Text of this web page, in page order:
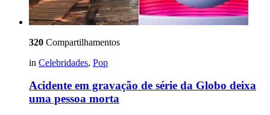
320 Compartilhamentos
in Celebridades, Pop
Acidente em gravação de série da Globo deixa
uma pessoa morta